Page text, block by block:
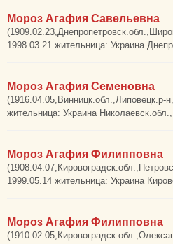
Мороз Агафия Савельевна
1998.03.21 жительница: Украина
Мороз Агафия Семеновна
(1916.04.05,Винницк.обл.,Липовецк.р-
жительница: Украина
Мороз Агафия Филипповна
1999.05.14 жительница: Украина
Мороз Агафия Филипповна